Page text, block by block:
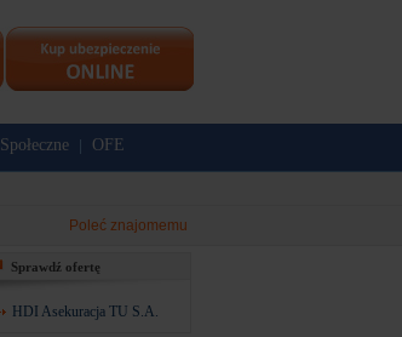
Społeczne OFE
Poleć znajomemu
Sprawdź ofertę
HDI Asekuracja TU S.A.